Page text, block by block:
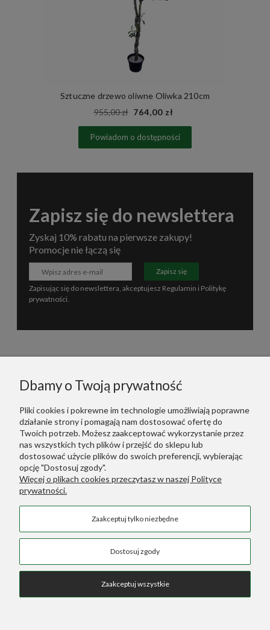
Sztuczne drzewo oliwne Oliwka 210cm
955,00 zł 764,00 zł
Powiadom o dostępności
Zapisz się do newslettera
Zyskaj 10% rabatu na pierwsze zakupy!
Promocje nie łączą się
Zapisz się
Zapisując się do newslettera, akceptujesz Regulamin i Politykę
prywatności.
Warunki Zakupów
Dodatkowe Linki
Sztuczne Rośliny::Sztuczne Palmy
COPYRIGHT © 2026 SKLEP GREEN DESIGNERS
Dbamy o Twoją prywatność
Pliki cookies i pokrewne im technologie umożliwiają poprawne
działanie strony i pomagają nam dostosować ofertę do
Twoich potrzeb. Możesz zaakceptować wykorzystanie przez
nas wszystkich tych plików i przejść do sklepu lub
dostosować użycie plików do swoich preferencji, wybierając
opcję "Dostosuj zgody".
Więcej o plikach cookies przeczytasz w naszej Polityce
prywatności.
Zaakceptuj tylko niezbędne
Dostosuj zgody
Zaakceptuj wszystkie